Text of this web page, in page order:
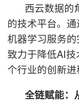
西云数据的
的技术平台。
机器学习服务
致力于降低AI
个行业的创新进
全链赋能：